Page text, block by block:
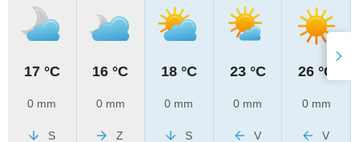
17 °C
0 mm
S
16 °C
0 mm
Z
18 °C
0 mm
S
23 °C
0 mm
V
26 °C
0 mm
V